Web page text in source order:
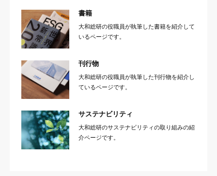
書籍
大和総研の役職員が執筆した書籍を紹介して
いるページです。
刊行物
大和総研の役職員が執筆した刊行物を紹介し
ているページです。
サステナビリティ
大和総研のサステナビリティの取り組みの紹
介ページです。